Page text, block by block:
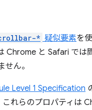
* 疑似要素を
Chrome と Safari では
ん。
Level 1 Specification
これらのプロパティは